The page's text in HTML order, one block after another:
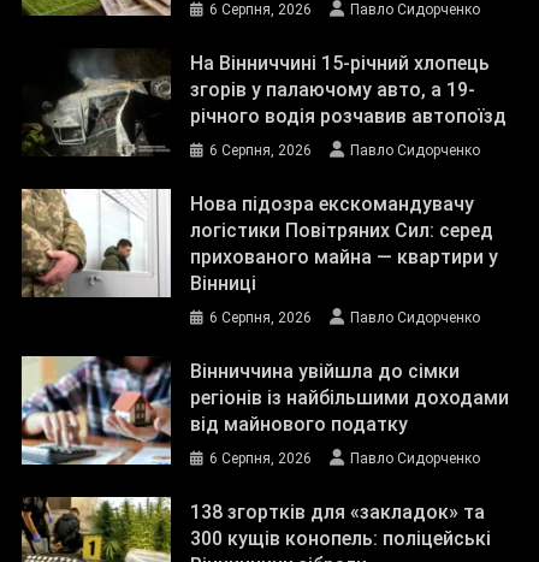
6 Серпня, 2026 Павло Сидорченко
На Вінниччині 15-річний хлопець
згорів у палаючому авто, а 19-
річного водія розчавив автопоїзд
6 Серпня, 2026 Павло Сидорченко
Нова підозра екскомандувачу
логістики Повітряних Сил: серед
прихованого майна — квартири у
Вінниці
6 Серпня, 2026 Павло Сидорченко
Вінниччина увійшла до сімки
регіонів із найбільшими доходами
від майнового податку
6 Серпня, 2026 Павло Сидорченко
138 згортків для «закладок» та
300 кущів конопель: поліцейські